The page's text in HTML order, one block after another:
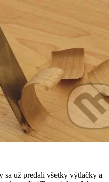
sa už predali všetky výtlačky a